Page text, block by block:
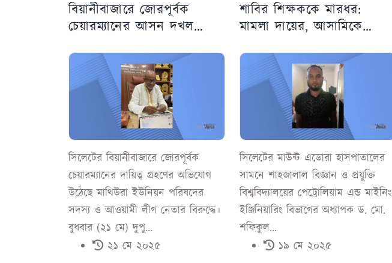
বিয়ানীবাজারে জোরপূর্বক
চেয়ারম্যানের আসন দখল
সিলেটের বিয়ানীবাজারে জোরপূর্বক
চেয়ারম্যানের দায়িত্ব গ্রহণের অভিযোগ
উঠেছে মাথিউরা ইউনিয়ন পরিষদের
সদস্য ও আওয়ামী লীগ নেতার বিরুদ্ধে।
বুধবার (২১ মে) দুপু...
২১ মে ২০২৫
শাবির শিক্ষককে মারধর:
মামলা দায়ের, আসামিকে
সিলেটের মাউন্ট এডোরা হাসপাতালের
সামনে শাহজালাল বিজ্ঞান ও প্রযুক্তি
বিশ্ববিদ্যালয়ের পেট্রোলিয়াম এন্ড মাইনিং
ইঞ্জিনিয়ারিং বিভাগের অধ্যাপক ড. মো.
শফিকুল...
১৯ মে ২০২৫